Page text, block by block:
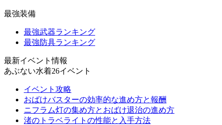
最強装備
最強武器ランキング
最強防具ランキング
最新イベント情報
あぶない水着26イベント
イベント攻略
おばけバスターの効率的な進め方と報酬
ニフラム灯の集め方とおばけ退治の進め方
渚のトラベライトの性能と入手方法